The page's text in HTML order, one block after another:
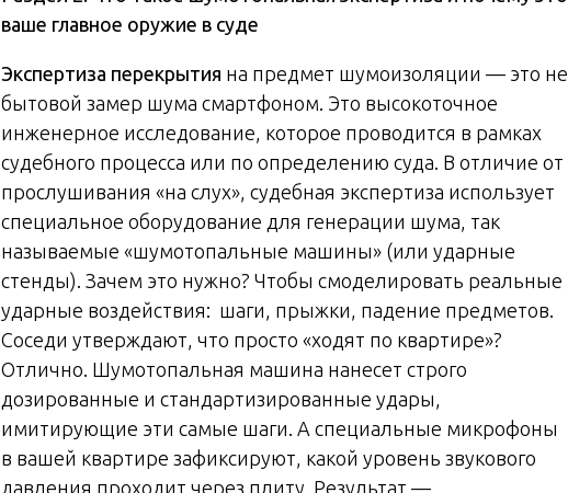
ваше главное оружие в суде
Экспертиза перекрытия на предмет шумоизоляции — это не
бытовой замер шума смартфоном. Это высокоточное
инженерное исследование, которое проводится в рамках
судебного процесса или по определению суда. В отличие от
прослушивания «на слух», судебная экспертиза использует
специальное оборудование для генерации шума, так
называемые «шумотопальные машины» (или ударные
стенды). Зачем это нужно? Чтобы смоделировать реальные
ударные воздействия: шаги, прыжки, падение предметов.
Соседи утверждают, что просто «ходят по квартире»?
Отлично. Шумотопальная машина нанесет строго
дозированные и стандартизированные удары,
имитирующие эти самые шаги. А специальные микрофоны
в вашей квартире зафиксируют, какой уровень звукового
давления проходит через плиту. Результат —